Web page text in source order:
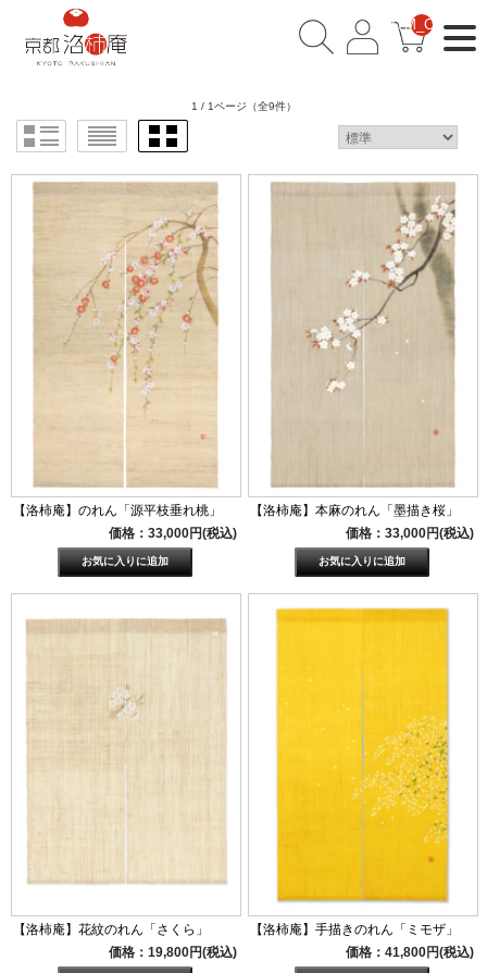
__ITM_CNT__
1 / 1ページ （全9件）
【洛柿庵】のれん「源平枝垂れ桃」
価格：33,000円(税込)
【洛柿庵】本麻のれん「墨描き桜」
価格：33,000円(税込)
【洛柿庵】花紋のれん「さくら」
価格：19,800円(税込)
【洛柿庵】手描きのれん「ミモザ」
価格：41,800円(税込)